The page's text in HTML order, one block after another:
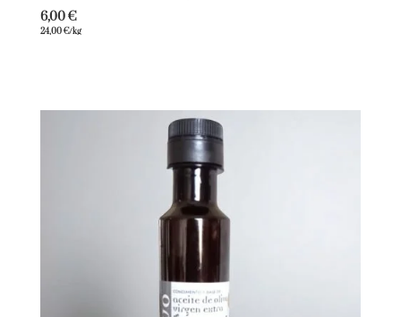
6,00€
24,00€/kg